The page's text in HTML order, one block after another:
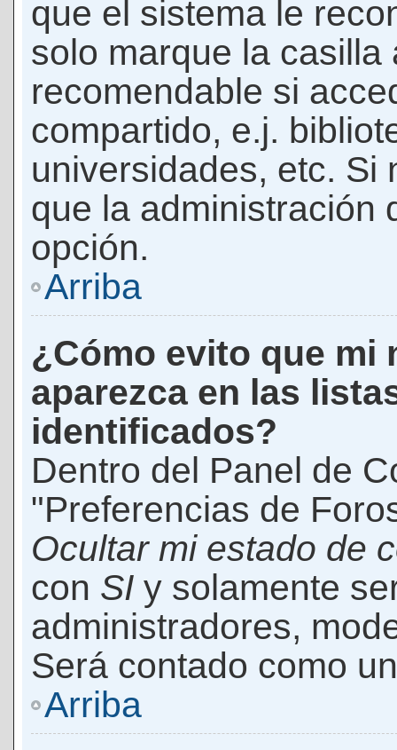
que el sistema le
solo marque la casilla
recomendable si
compartido, e.j.
universidades, etc. Si
que la administración
opción.
Arriba
¿Cómo evito que mi
aparezca en las
identificados?
Dentro del Panel de
"Preferencias de
Ocultar mi estado de
con SI y solamente
administradores,
Será contado como
Arriba